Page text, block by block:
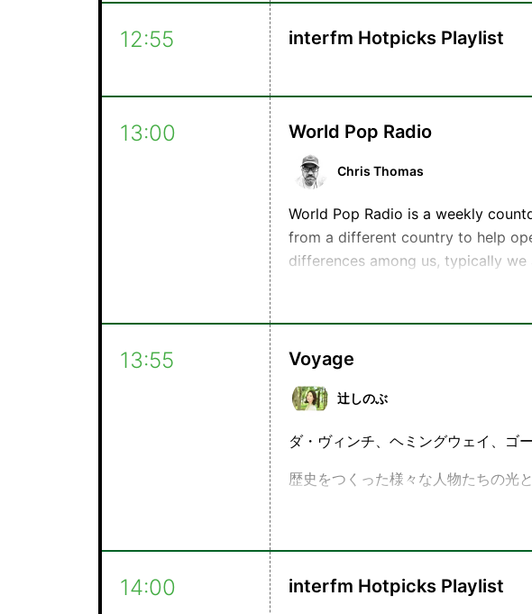
TikTokなど、アジア各地のストリー
す。この番組は台湾の台北を拠点と
12:55 interfm Hotpicks Playlist
13:00 World Pop Radio
Chris Thomas
World Pop Radio is a weekly
from a different country to help
differences among us, typically
---
Learn more about the program and
following the show on
13:55 Voyage
辻しのぶ
ダ・ヴィンチ、ヘミングウェイ、ゴ
歴史をつくった様々な人物たちの光と
少し乾きかけたあなたの心に、好奇
り物です。
14:00 interfm Hotpicks Playlist